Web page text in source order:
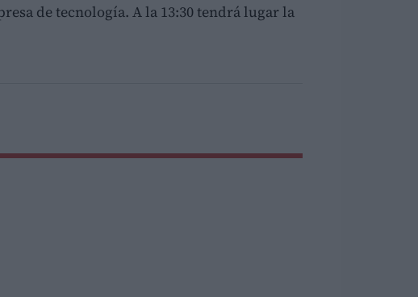
de tecnología. A la 13:30 tendrá lugar la